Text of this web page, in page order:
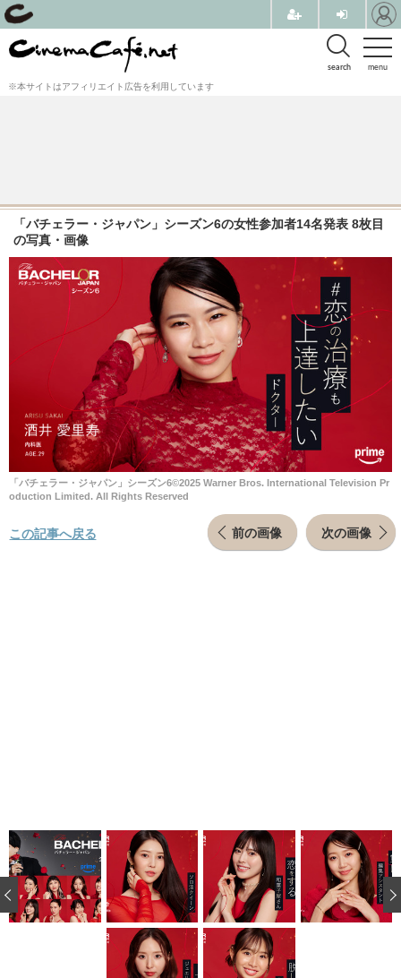
menu
search
※本サイトはアフィリエイト広告を利用しています
「バチェラー・ジャパン」シーズン6の女性参加者14名発表 8枚目
の写真・画像
「バチェラー・ジャパン」シーズン6©2025 Warner Bros. International Television Pr
oduction Limited. All Rights Reserved
前の画像 次の画像
この記事へ戻る
‹